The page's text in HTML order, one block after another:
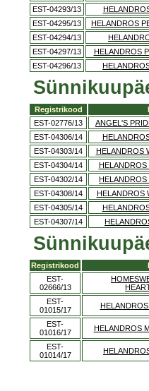
EST-04293/13
EST-04295/13
HELANDROS
EST-04294/13
EST-04297/13
HELANDROS
EST-04296/13
Registrikood
EST-02776/13
ANGEL'S
EST-04306/14
EST-04303/14
HELANDROS
EST-04304/14
HELANDROS
EST-04302/14
EST-04308/14
HELANDROS
EST-04305/14
EST-04307/14
Registrikood
EST-
02666/13
EST-
01015/17
EST-
01016/17
HELANDROS
EST-
01014/17